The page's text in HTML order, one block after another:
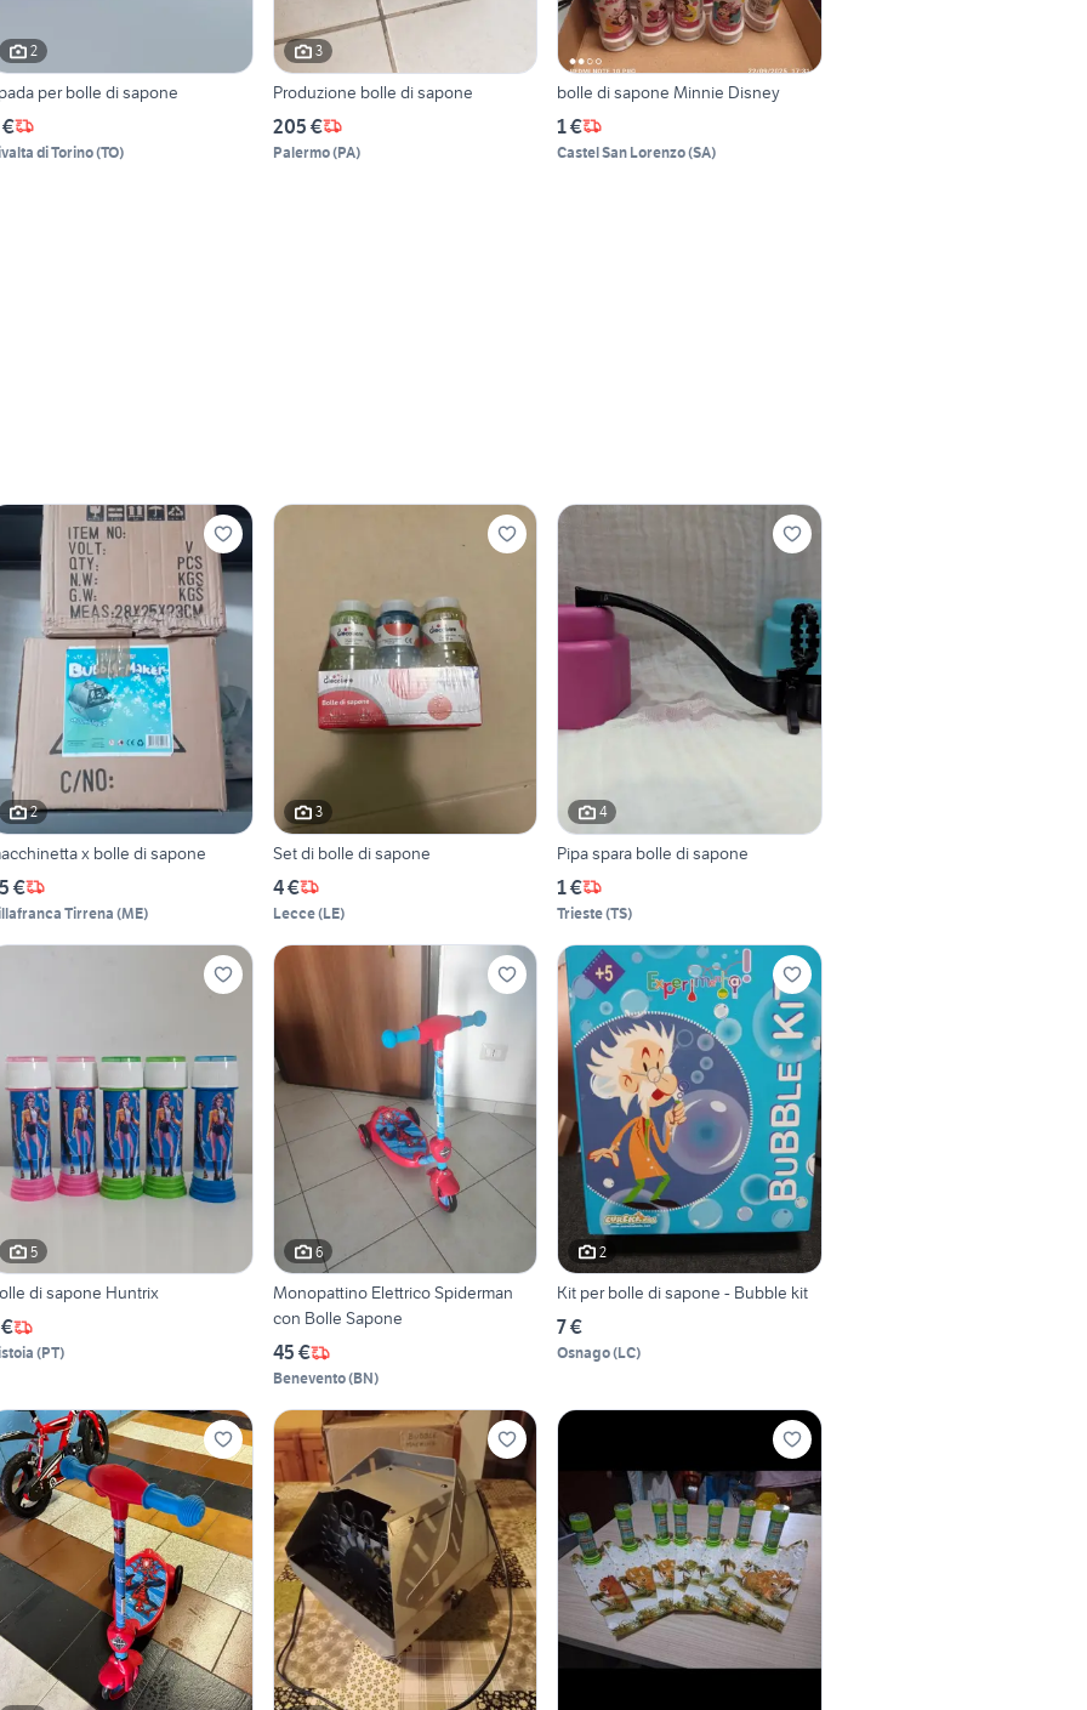
2
per bolle di sapone
di Torino(TO)
3
Produzione bolle di sapone
205 €
Palermo(PA)
bolle di sapone Minnie Disney
1 €
Castel San Lorenzo(SA)
2
x bolle di sapone
€
Tirrena (ME)
3
Set di bolle di sapone
4 €
Lecce(LE)
4
Pipa spara bolle di sapone
1 €
Trieste(TS)
5
di sapone Huntrix
(PT)
6
Monopattino Elettrico Spiderman
con Bolle Sapone
45 €
Benevento(BN)
2
Kit per bolle di sapone - Bubble kit
7 €
Osnago(LC)